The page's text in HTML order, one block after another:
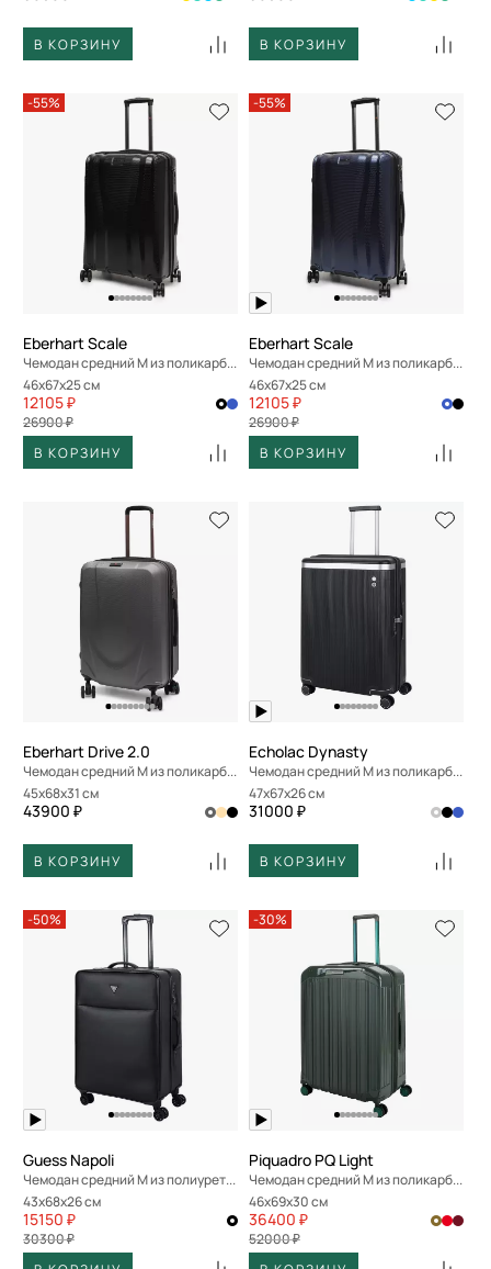
В КОРЗИНУ В КОРЗИНУ
-55%
Eberhart Scale
Чемодан средний M из поликарбоната
46x67x25 см
12105 ₽
26900 ₽
В КОРЗИНУ
-55%
Eberhart Scale
Чемодан средний M из поликарбоната
46x67x25 см
12105 ₽
26900 ₽
В КОРЗИНУ
Eberhart Drive 2.0
Чемодан средний M из поликарбоната
45x68x31 см
43900 ₽
В КОРЗИНУ
Echolac Dynasty
Чемодан средний M из поликарбоната
47x67x26 см
31000 ₽
В КОРЗИНУ
-50%
Guess Napoli
Чемодан средний M из полиурeтана
43x68x26 см
15150 ₽
30300 ₽
-30%
Piquadro PQ Light
Чемодан средний M из поликарбоната
46x69x30 см
36400 ₽
52000 ₽